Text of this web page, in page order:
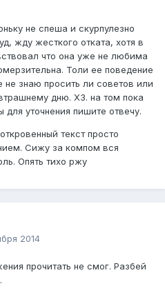
не спеша и скурпулезно
жду жесткого отката, хотя в
что она уже не любима
Толи ее поведение
знаю просить ли советов или
дню. ХЗ. на том пока
для уточнения пишите отвечу.
текст просто
Сижу за компом вся
Опять тихо ржу
2014
прочитать не смог. Разбей